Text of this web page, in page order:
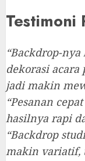
Testimoni
“Backdrop-
dekorasi acara
jadi makin
“Pesanan
hasilnya rapi
“Backdrop
makin variatif,